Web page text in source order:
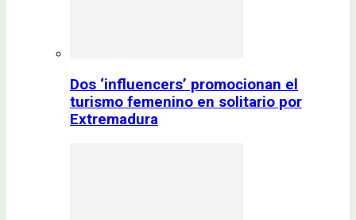
Dos ‘influencers’ promocionan el
turismo femenino en solitario por
Extremadura